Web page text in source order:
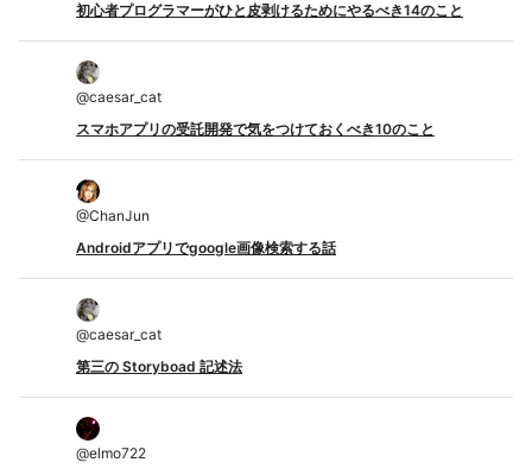
初心者プログラマーがひと皮剥けるためにやるべき14のこと
@caesar_cat
スマホアプリの受託開発で気をつけておくべき10のこと
@ChanJun
Androidアプリでgoogle画像検索する話
@caesar_cat
第三の Storyboad 記述法
@elmo722